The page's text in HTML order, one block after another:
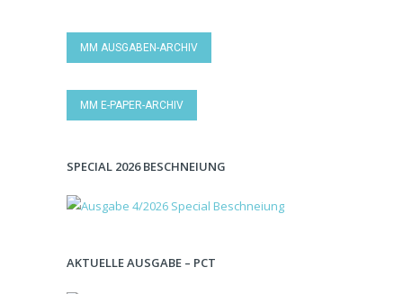
MM AUSGABEN-ARCHIV
MM E-PAPER-ARCHIV
SPECIAL 2026 BESCHNEIUNG
AKTUELLE AUSGABE – PCT